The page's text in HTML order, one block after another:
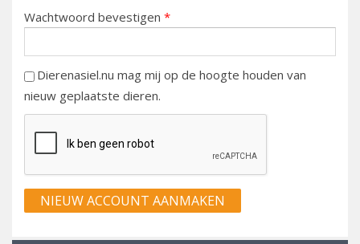
Wachtwoord bevestigen *
Dierenasiel.nu mag mij op de hoogte houden van
nieuw geplaatste dieren.